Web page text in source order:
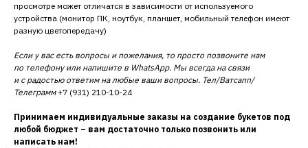
просмотре может отличатся в зависимости от используемого
устройства (монитор ПК, ноутбук, планшет, мобильный телефон имеют
разную цветопередачу)
Если у вас есть вопросы и пожелания, то просто позвоните нам
по телефону или напишите в WhatsApp. Мы всегда на связи
и с радостью ответим на любые ваши вопросы. Тел/Ватсапп/
Телеграмм+7 (931) 210-10-24
Принимаем индивидуальные заказы на создание букетов под
любой бюджет – вам достаточно только позвонить или
написать нам!